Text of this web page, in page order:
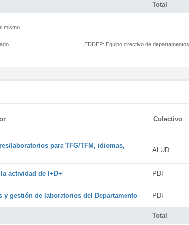
Total
mismo.
EDDEP: Equipo directivo de departamentos
Colectivo
Total
laboratorios para TFG/TFM, idiomas,
ALUD
actividad de I+D+i PDI
y gestión de laboratorios del Departamento PDI